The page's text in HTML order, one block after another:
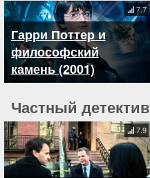
Гарри Поттер и
философский
камень (2001)
7.7
Частный детектив
7.9